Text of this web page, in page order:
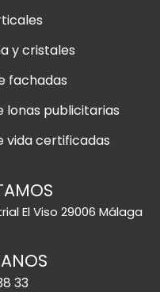
y cristales
fachadas
lonas publicitarias
vida certificadas
El Viso 29006 Málaga
33